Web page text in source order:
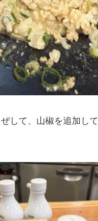
して、山椒を追加し